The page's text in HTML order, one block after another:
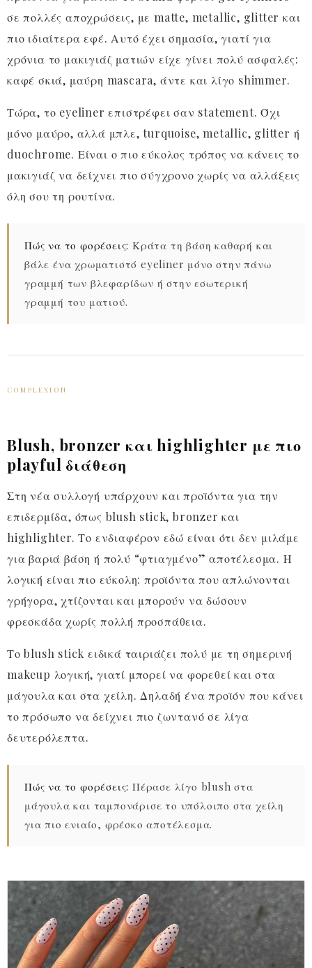
σε πολλές αποχρώσεις, με matte, metallic, glitter και
πιο ιδιαίτερα εφέ. Αυτό έχει σημασία, γιατί για
χρόνια το μακιγιάζ ματιών είχε γίνει πολύ ασφαλές:
καφέ σκιά, μαύρη mascara, άντε και λίγο shimmer.
Τώρα, το eyeliner επιστρέφει σαν statement. Όχι
μόνο μαύρο, αλλά μπλε, turquoise, metallic, glitter ή
duochrome. Είναι ο πιο εύκολος τρόπος να κάνεις το
μακιγιάζ να δείχνει πιο σύγχρονο χωρίς να αλλάξεις
όλη σου τη ρουτίνα.
Πώς να το φορέσεις: Κράτα τη βάση καθαρή και
βάλε ένα χρωματιστό eyeliner μόνο στην πάνω
γραμμή των βλεφαρίδων ή στην εσωτερική
γραμμή του ματιού.
COMPLEXION
Blush, bronzer και highlighter με πιο
playful διάθεση
Στη νέα συλλογή υπάρχουν και προϊόντα για την
επιδερμίδα, όπως blush stick, bronzer και
highlighter. Το ενδιαφέρον εδώ είναι ότι δεν μιλάμε
για βαριά βάση ή πολύ “φτιαγμένο” αποτέλεσμα. Η
λογική είναι πιο εύκολη: προϊόντα που απλώνονται
γρήγορα, χτίζονται και μπορούν να δώσουν
φρεσκάδα χωρίς πολλή προσπάθεια.
Το blush stick ειδικά ταιριάζει πολύ με τη σημερινή
makeup λογική, γιατί μπορεί να φορεθεί και στα
μάγουλα και στα χείλη. Δηλαδή ένα προϊόν που κάνει
το πρόσωπο να δείχνει πιο ζωντανό σε λίγα
δευτερόλεπτα.
Πώς να το φορέσεις: Πέρασε λίγο blush στα
μάγουλα και ταμπονάρισε το υπόλοιπο στα χείλη
για πιο ενιαίο, φρέσκο αποτέλεσμα.